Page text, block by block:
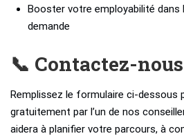
Booster votre employabilité
demande
📞 Contactez-nous
Remplissez le formulaire ci-dessous
gratuitement par l’un de nos
aidera à planifier votre parcours, à